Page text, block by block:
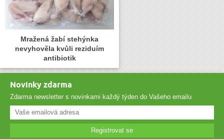
Mražená žabí stehýnka
nevyhověla kvůli reziduím
antibiotik
Novinky zdarma
Zdarma newsletter s novinkami každý týden do Vašeho emailu
Registrovat se